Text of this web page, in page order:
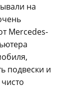
на
Mercedes-
подвески и